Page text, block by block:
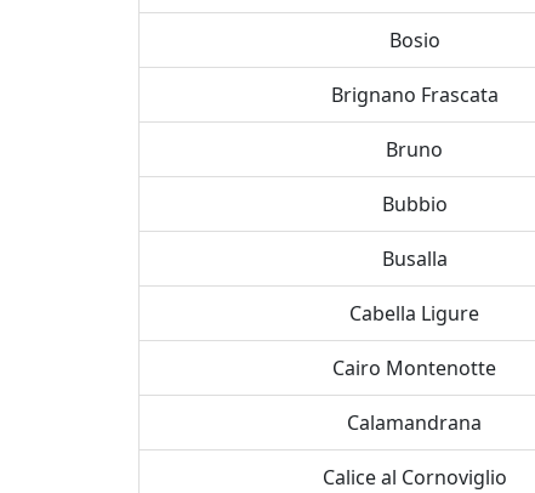
Bosio
Brignano Frascata
Bruno
Bubbio
Busalla
Cabella Ligure
Cairo Montenotte
Calamandrana
Calice al Cornoviglio